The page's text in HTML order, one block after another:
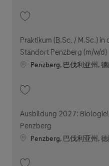
Praktikum (B.Sc. / M.Sc.)
Standort Penzberg (m/w/d)
Location
Penzberg, 巴伐利亚州, 德
Ausbildung 2027:
Penzberg
Location
Penzberg, 巴伐利亚州,